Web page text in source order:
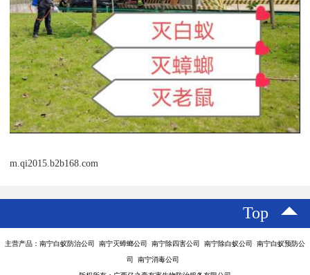
m.qi2015.b2b168.com
Top
主营产品：南宁白蚁防治公司 南宁灭蟑螂公司 南宁除四害公司 南宁除白蚁公司 南宁白蚁预防公
司 南宁消毒公司